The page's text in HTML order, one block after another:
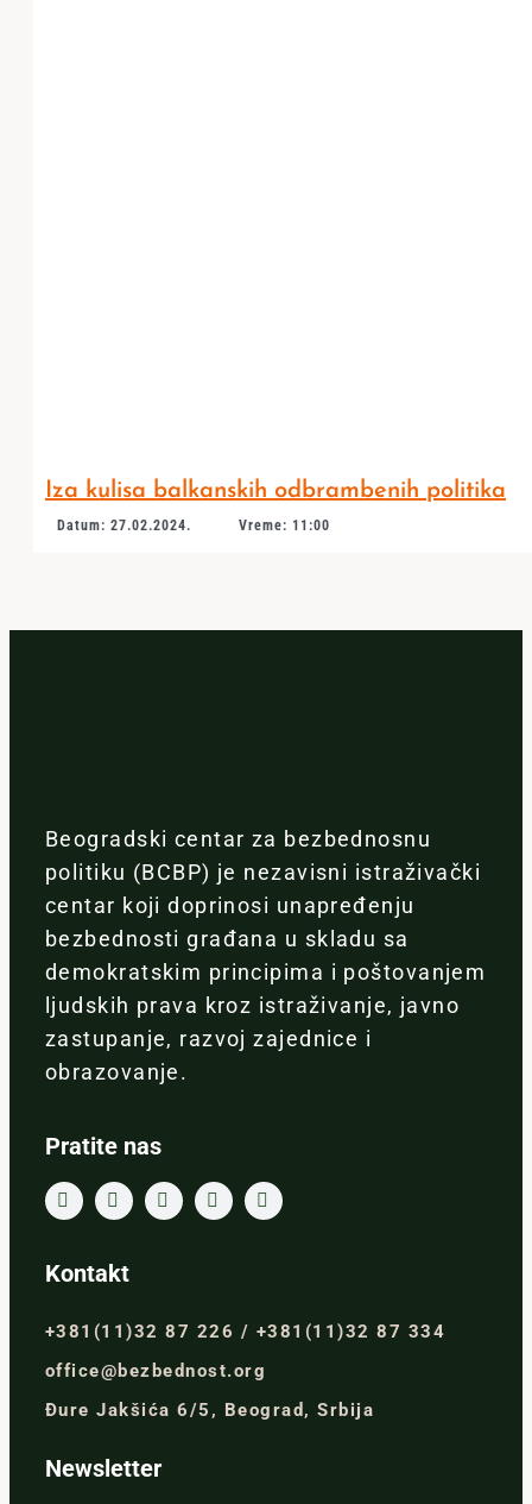
Iza kulisa balkanskih odbrambenih politika
Datum: 27.02.2024. Vreme: 11:00
Beogradski centar za bezbednosnu
politiku (BCBP) je nezavisni istraživački
centar koji doprinosi unapređenju
bezbednosti građana u skladu sa
demokratskim principima i poštovanjem
ljudskih prava kroz istraživanje, javno
zastupanje, razvoj zajednice i
obrazovanje.
Pratite nas
Kontakt
+381(11)32 87 226 / +381(11)32 87 334
office@bezbednost.org
Đure Jakšića 6/5, Beograd, Srbija
Newsletter